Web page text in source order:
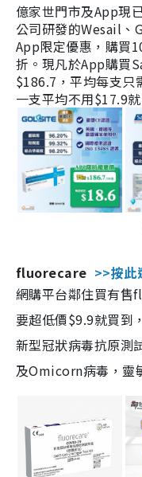
億家世門市及App現
公司研發的Wesail、
App限定優惠，購買
折。現凡於App購買
$186.7，平均每支只
一支平均不用$17.9
fluorecare >>按此
網購平台鄰住買有售
要超低價$9.9就買到
新型冠狀病毒抗原測
及Omicorn病毒，靈